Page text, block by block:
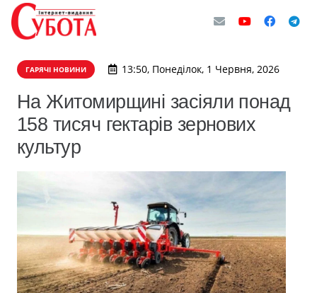
ГАРЯЧІ НОВИНИ 13:50, Понеділок, 1 Червня, 2026
На Житомирщині засіяли понад
158 тисяч гектарів зернових
культур